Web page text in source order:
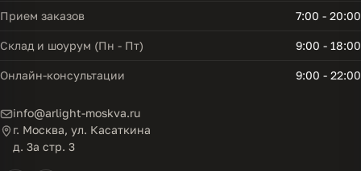
Прием заказов 7:00 - 20:00
Склад и шоурум (Пн - Пт) 9:00 - 18:00
Онлайн-консультации 9:00 - 22:00
info@arlight-moskva.ru
г. Москва, ул. Касаткина
д. 3а стр. 3